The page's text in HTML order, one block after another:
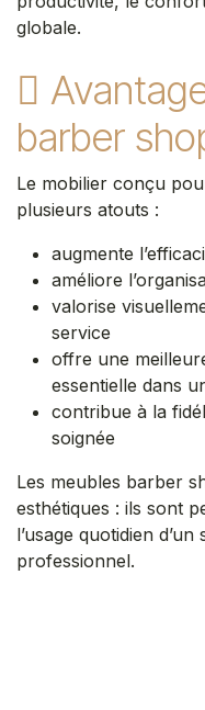
globale.
barber
Le mobilier conçu
plusieurs atouts :
augmente
améliore
valorise
service
offre une
essentielle dans
contribue à la
soignée
Les meubles barber
esthétiques : ils sont
l’usage quotidien
professionnel.